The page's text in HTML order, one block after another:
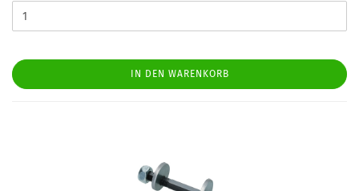
IN DEN WARENKORB